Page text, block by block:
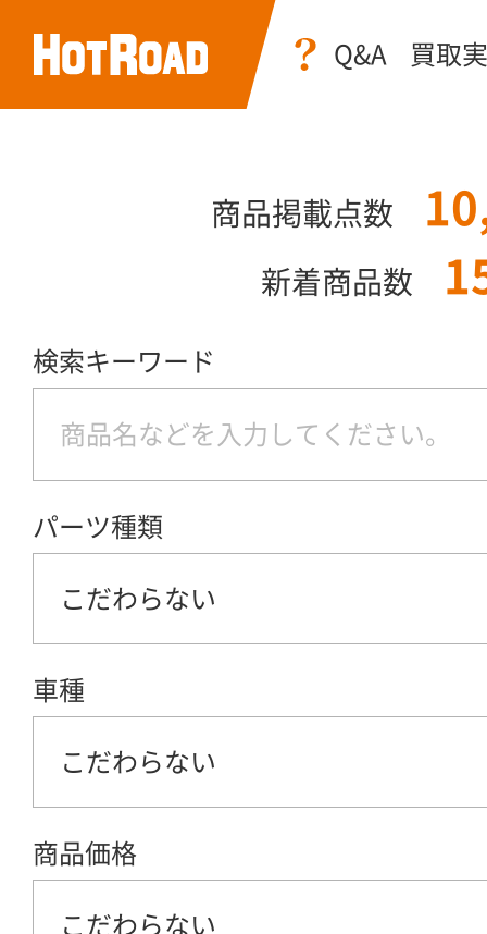
Q&A 買取
商品掲載点数
新着商品数
検索キーワード
パーツ種類
こだわらない
車種
こだわらない
商品価格
こだわらない